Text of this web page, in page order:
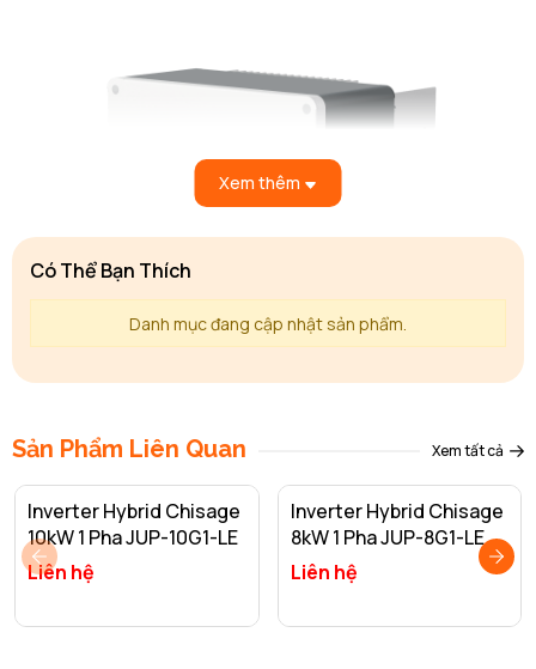
Xem thêm
Có Thể Bạn Thích
Danh mục đang cập nhật sản phẩm.
Sản Phẩm Liên Quan Xem tất cả
Inverter Hybrid Chisage
10kW 1 Pha JUP-10G1-LE
Liên hệ
Inverter Hybrid Chisage
8kW 1 Pha JUP-8G1-LE
Liên hệ